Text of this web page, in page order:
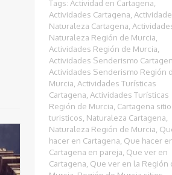
Tags:Actividad en Cartagena
Actividades Cartagena ,
Naturaleza Cartagena ,
Naturaleza Región de Murcia
Actividades Región de Murcia
Actividades Senderismo
Actividades Senderismo Región
Murcia ,Actividades Turísticas
Cartagena ,Actividades Turísticas
Región de Murcia Cartagena
turisticos Naturaleza Cartagena
Naturaleza Región de Murcia
hacer en Cartagena Que hacer
Cartagena en pareja Que ver en
Cartagena Que ver en la Región